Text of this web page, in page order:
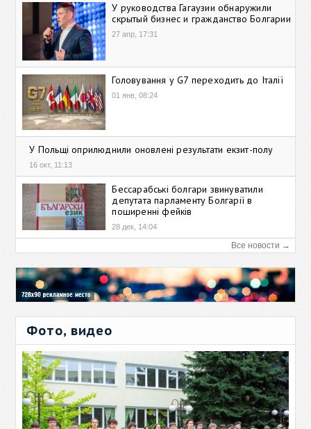
У руководства Гагаузии обнаружили
скрытый бизнес и гражданство Болгарии
27 апр, 17:31
Головування у G7 переходить до Італії
01 янв, 08:24
У Польщі оприлюднили оновлені результати екзит-полу
16 окт, 11:13
Бессарабські болгари звинуватили
депутата парламенту Болгарії в
поширенні фейків
28 дек, 14:04
Все новости →
Фото, видео